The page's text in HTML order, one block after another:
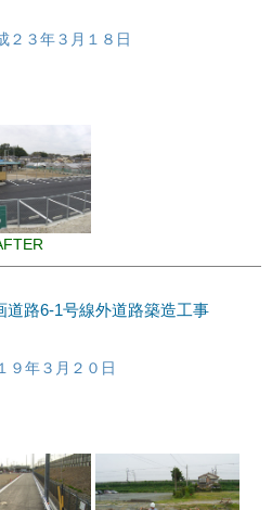
２３年３月１８日
道路6-1号線外道路築造工事
９年３月２０日